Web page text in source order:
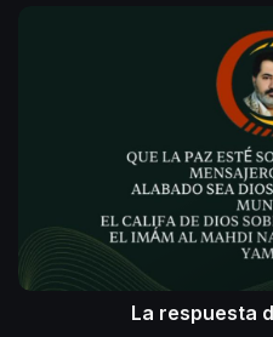
La respuesta